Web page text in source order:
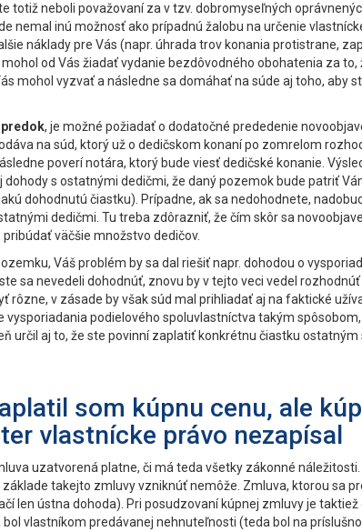
totiž neboli považovaní za v tzv. dobromyseľných
nemal inú možnosť ako prípadnú žalobu na určenie
náklady pre Vás (napr. úhrada trov konania protistrane,
od Vás žiadať vydanie bezdôvodného obohatenia za to,
mohol vyzvať a následne sa domáhať na súde aj toho, aby
predok, je možné požiadať o dodatočné prededenie
na súd, ktorý už o dedičskom konaní po zomrelom
poverí notára, ktorý bude viesť dedičské konanie.
s ostatnými dedičmi, že daný pozemok bude patriť
dohodnutú čiastku). Prípadne, ak sa nedohodnete,
dedičmi. Tu treba zdôrazniť, že čím skôr sa
väčšie množstvo dedičov.
Váš problém by sa dal riešiť napr. dohodou o
sa nevedeli dohodnúť, znovu by v tejto veci vedel
rôzne, v zásade by však súd mal prihliadať aj na faktické
podielového spoluvlastníctva takým spôsobom,
určil aj to, že ste povinní zaplatiť konkrétnu čiastku
som kúpnu cenu, ale
vlastnícke právo nezapísal
uzatvorená platne, či má teda všetky zákonné
takejto zmluvy vzniknúť nemôže. Zmluva, ktorou sa
len ústna dohoda). Pri posudzovaní kúpnej zmluvy je
vlastníkom predávanej nehnuteľnosti (teda bol na